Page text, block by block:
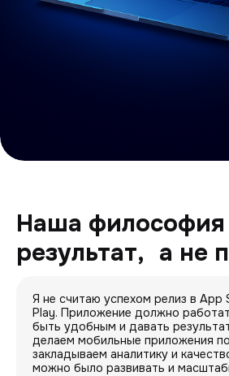
Наша
результат, а не
Я не считаю успехом релиз в App
Play. Приложение должно
быть удобным и давать
делаем мобильные приложения
закладываем аналитику и
можно было развивать и